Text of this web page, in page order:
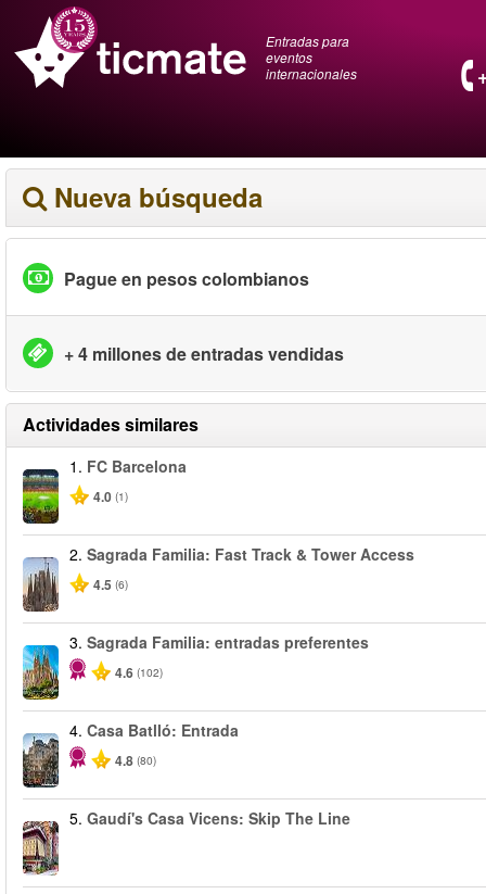
Entradas para
eventos
internacionales
Nueva búsqueda
Pague en pesos colombianos
+ 4 millones de entradas vendidas
Actividades similares
1. FC Barcelona
4.0 (1)
2. Sagrada Familia: Fast Track & Tower Access
4.5 (6)
3. Sagrada Familia: entradas preferentes
4.6 (102)
4. Casa Batlló: Entrada
4.8 (80)
5. Gaudí's Casa Vicens: Skip The Line